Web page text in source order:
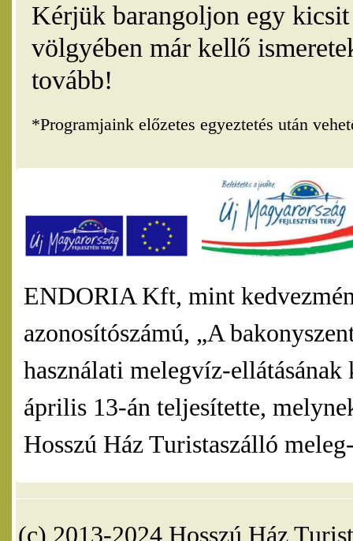
Kérjük barangoljon egy
völgyében már kellő
tovább!
*Programjaink előzetes egyeztetés után
ENDORIA Kft, mint
azonosítószámú, „A
használati melegvíz-
április 13-án teljesítette,
Hosszú Ház Turistaszálló
(c) 2013-2024 Hosszú Ház